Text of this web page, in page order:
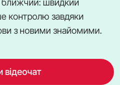
контролю завдяки
з новими знайомими.
відеочат